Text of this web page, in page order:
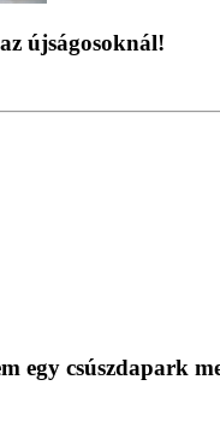
újságosoknál!
egy csúszdapark